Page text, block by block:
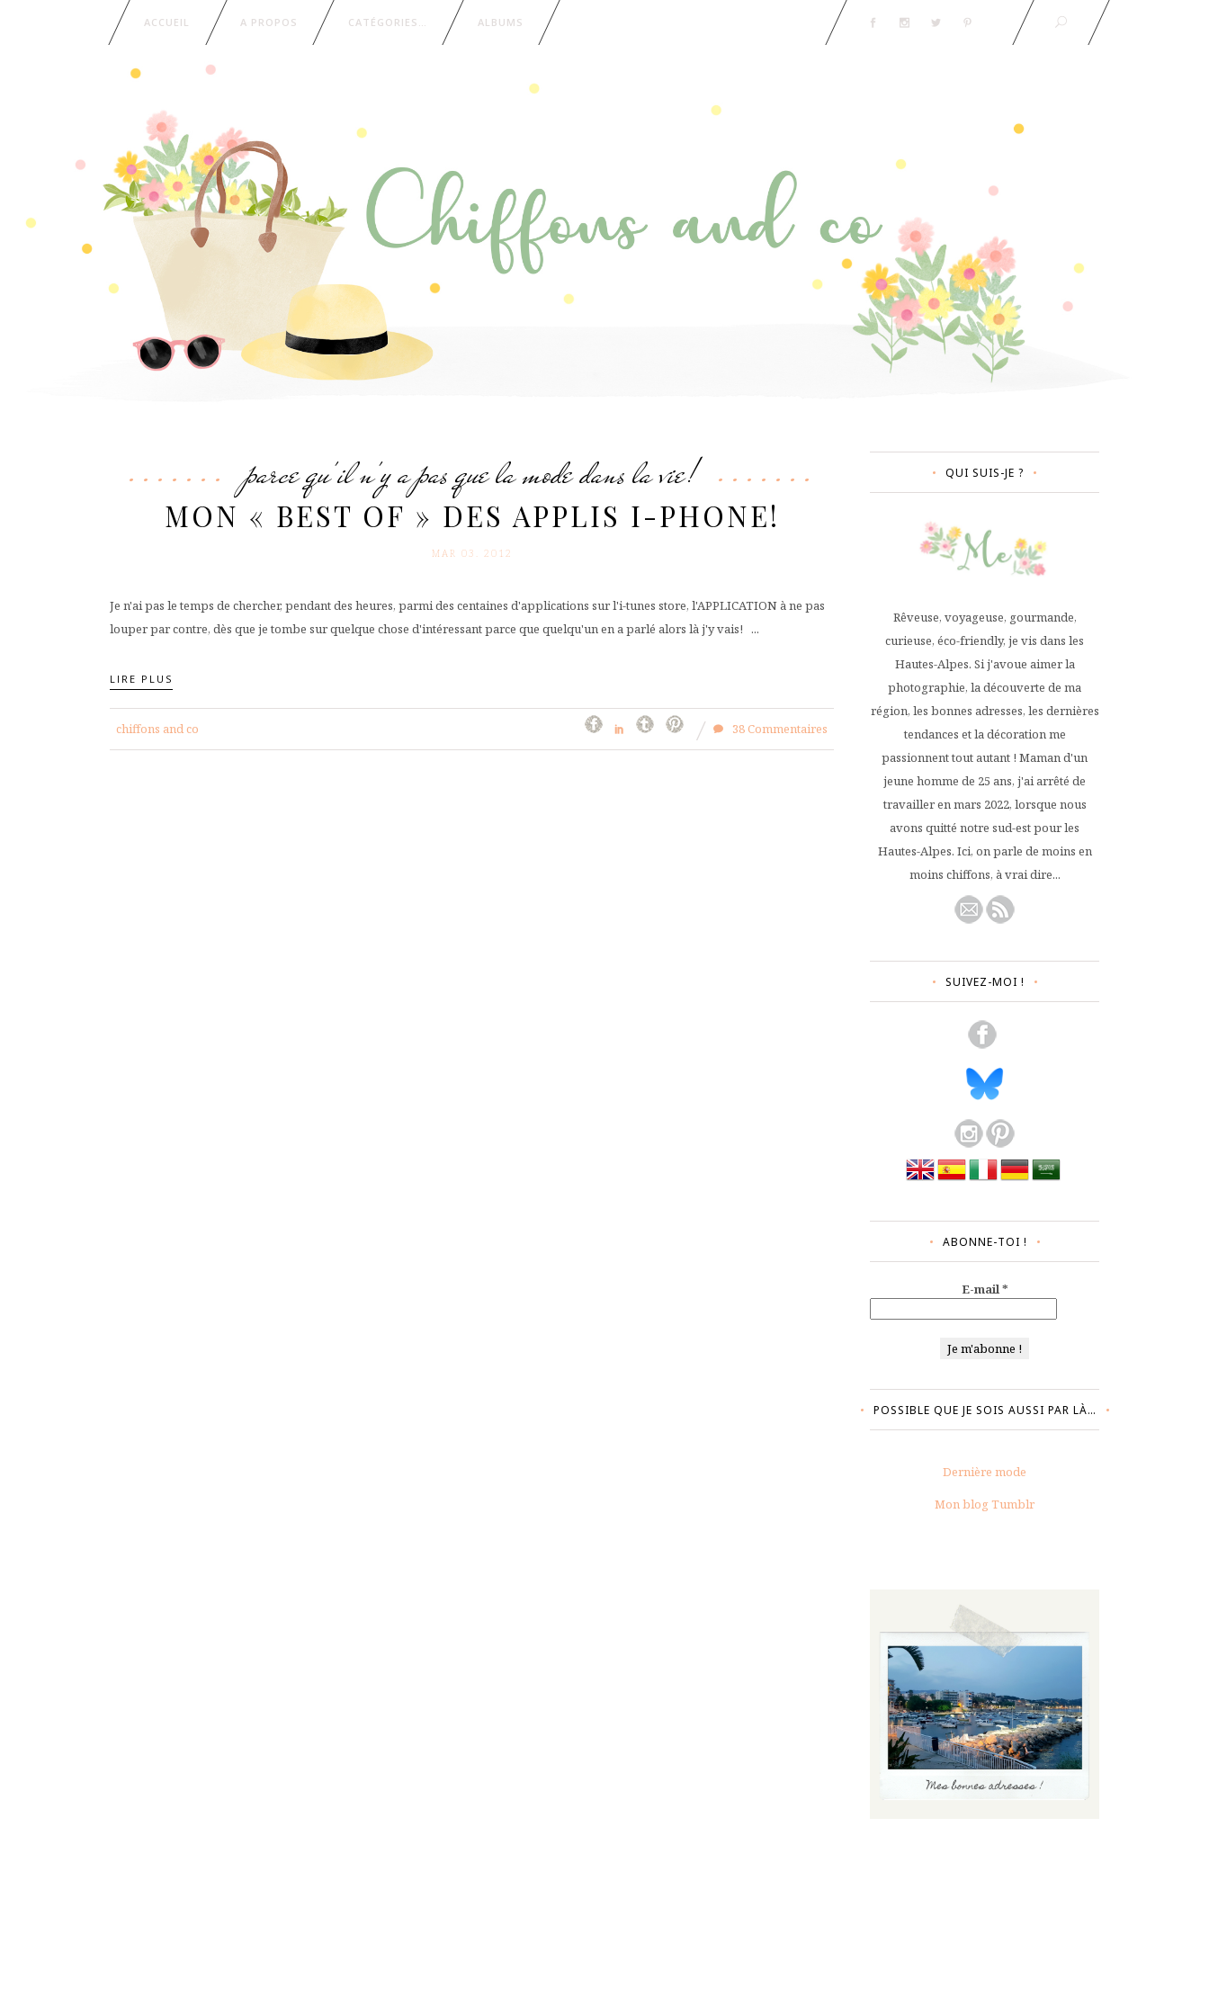
ACCUEIL A PROPOS CATÉGORIES… ALBUMS
parce qu'il n'y a pas que la mode dans la vie!
MON « BEST OF » DES APPLIS I-PHONE!
MAR 03. 2012
Je n'ai pas le temps de chercher, pendant des heures, parmi des centaines d'applications sur l'i-tunes store, l'APPLICATION à ne pas
louper par contre, dès que je tombe sur quelque chose d'intéressant parce que quelqu'un en a parlé alors là j'y vais! ...
LIRE PLUS
chiffons and co 38 Commentaires
QUI SUIS-JE ?
Rêveuse, voyageuse, gourmande,
curieuse, éco-friendly, je vis dans les
Hautes-Alpes. Si j'avoue aimer la
photographie, la découverte de ma
région, les bonnes adresses, les dernières
tendances et la décoration me
passionnent tout autant ! Maman d'un
jeune homme de 25 ans, j'ai arrêté de
travailler en mars 2022, lorsque nous
avons quitté notre sud-est pour les
Hautes-Alpes. Ici, on parle de moins en
moins chiffons, à vrai dire...
SUIVEZ-MOI !
ABONNE-TOI !
E-mail*
POSSIBLE QUE JE SOIS AUSSI PAR LÀ…
Dernière mode
Mon blog Tumblr